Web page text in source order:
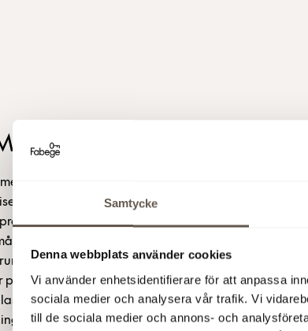
Samtycke
Denna webbplats använder cookies
Vi använder enhetsidentifierare för att anpassa
sociala medier och analysera vår trafik. Vi
till de sociala medier och annons- och
Poolen:
fastighetsbildning har Solnas nya
i samma byggnad som ett kontorshus.
har visat nya sätt att samverka mot ett
Arkitekturen håller en mycket hög kvalitet,
former håller ihop volymen. Kvarteret
på ett urbant sätt till staden. Simhallen bryter
som öppnar upp mot omgivningen.
har även skyltfönster och entréer. En